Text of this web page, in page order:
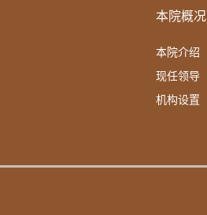
本院概况
本院介绍
现任领导
机构设置